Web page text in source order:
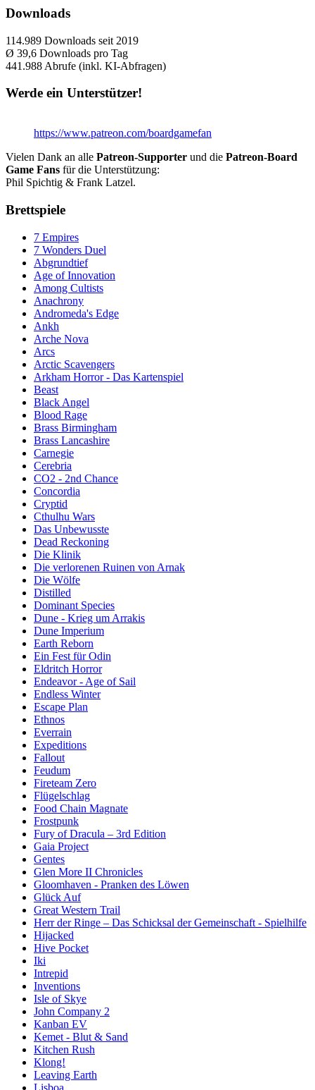
Downloads
114.989 Downloads seit 2019
Ø 39,6 Downloads pro Tag
441.988 Abrufe (inkl. KI-Abfragen)
Werde ein Unterstützer!
https://www.patreon.com/boardgamefan
Vielen Dank an alle Patreon-Supporter und die Patreon-Board
Game Fans für die Unterstützung:
Phil Spichtig & Frank Latzel.
Brettspiele
7 Empires
7 Wonders Duel
Abgrundtief
Age of Innovation
Among Cultists
Anachrony
Andromeda's Edge
Ankh
Arche Nova
Arcs
Arctic Scavengers
Arkham Horror - Das Kartenspiel
Beast
Black Angel
Blood Rage
Brass Birmingham
Brass Lancashire
Carnegie
Cerebria
CO2 - 2nd Chance
Concordia
Cryptid
Cthulhu Wars
Das Unbewusste
Dead Reckoning
Die Klinik
Die verlorenen Ruinen von Arnak
Die Wölfe
Distilled
Dominant Species
Dune - Krieg um Arrakis
Dune Imperium
Earth Reborn
Ein Fest für Odin
Eldritch Horror
Endeavor - Age of Sail
Endless Winter
Escape Plan
Ethnos
Everrain
Expeditions
Fallout
Feudum
Fireteam Zero
Flügelschlag
Food Chain Magnate
Frostpunk
Fury of Dracula – 3rd Edition
Gaia Project
Gentes
Glen More II Chronicles
Gloomhaven - Pranken des Löwen
Glück Auf
Great Western Trail
Herr der Ringe – Das Schicksal der Gemeinschaft - Spielhilfe
Hijacked
Hive Pocket
Iki
Intrepid
Inventions
Isle of Skye
John Company 2
Kanban EV
Kemet - Blut & Sand
Kitchen Rush
Klong!
Leaving Earth
Lisboa